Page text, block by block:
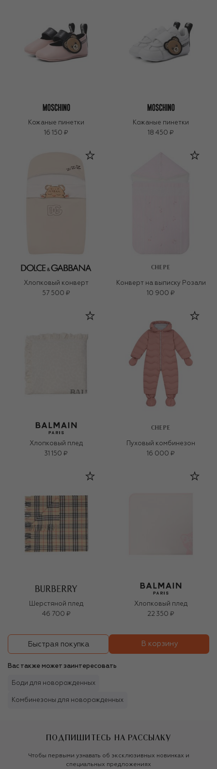
Кожаные пинетки
16 150 ₽
Кожаные пинетки
18 450 ₽
Хлопковый конверт
57 500 ₽
CHEPE
Конверт на выписку Розали
10 900 ₽
Хлопковый плед
31 150 ₽
CHEPE
Пуховый комбинезон
16 000 ₽
Шерстяной плед
46 700 ₽
Хлопковый плед
22 350 ₽
Быстрая покупка В корзину
Вас также может заинтересовать
Боди для новорожденных
Комбинезоны для новорожденных
ПОДПИШИТЕСЬ НА РАССЫЛКУ
Чтобы первыми узнавать об эксклюзивных новинках и
специальных предложениях